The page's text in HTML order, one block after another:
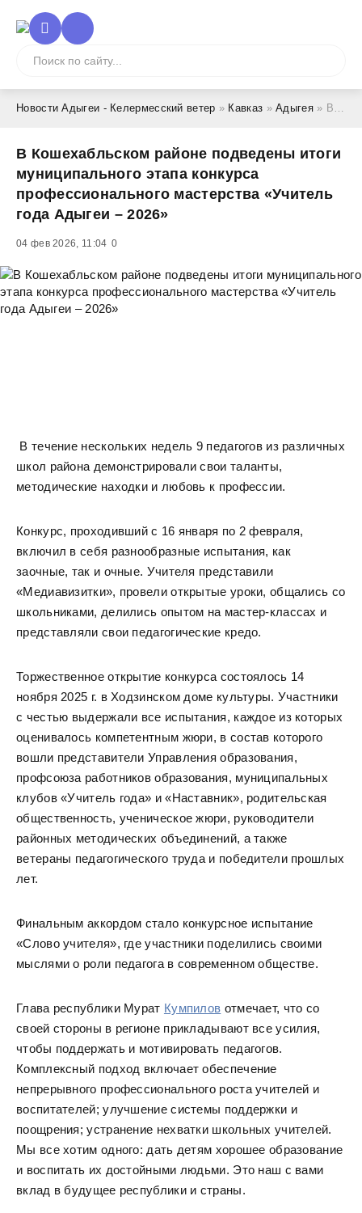
Новости Адыгеи - Келермесский ветер » Кавказ »Адыгея» В Кошехабльском районе подведены итоги муниципального этапа конкурса профессионального мастерства «Учитель года Адыгеи – 2026»
В Кошехабльском районе подведены итоги
муниципального этапа конкурса
профессионального мастерства «Учитель
года Адыгеи – 2026»
04 фев 2026, 11:04 0
В течение нескольких недель 9 педагогов из различных
школ района демонстрировали свои таланты,
методические находки и любовь к профессии.
Конкурс, проходивший с 16 января по 2 февраля,
включил в себя разнообразные испытания, как
заочные, так и очные. Учителя представили
«Медиавизитки», провели открытые уроки, общались со
школьниками, делились опытом на мастер-классах и
представляли свои педагогические кредо.
Торжественное открытие конкурса состоялось 14
ноября 2025 г. в Ходзинском доме культуры. Участники
с честью выдержали все испытания, каждое из которых
оценивалось компетентным жюри, в состав которого
вошли представители Управления образования,
профсоюза работников образования, муниципальных
клубов «Учитель года» и «Наставник», родительская
общественность, ученическое жюри, руководители
районных методических объединений, а также
ветераны педагогического труда и победители прошлых
лет.
Финальным аккордом стало конкурсное испытание
«Слово учителя», где участники поделились своими
мыслями о роли педагога в современном обществе.
Глава республики Мурат Кумпилов отмечает, что со
своей стороны в регионе прикладывают все усилия,
чтобы поддержать и мотивировать педагогов.
Комплексный подход включает обеспечение
непрерывного профессионального роста учителей и
воспитателей; улучшение системы поддержки и
поощрения; устранение нехватки школьных учителей.
Мы все хотим одного: дать детям хорошее образование
и воспитать их достойными людьми. Это наш с вами
вклад в будущее республики и страны.